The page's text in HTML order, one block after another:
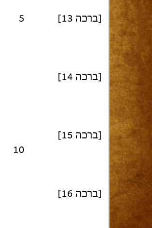
[ברכה 13] 5
[ברכה 14]
[ברכה 15]
10
[ברכה 16]